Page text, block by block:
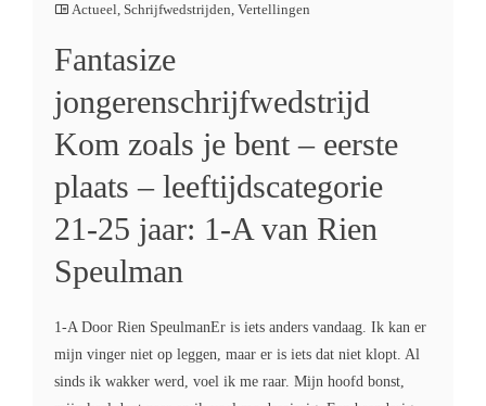
Actueel, Schrijfwedstrijden, Vertellingen
Fantasize
jongerenschrijfwedstrijd
Kom zoals je bent – eerste
plaats – leeftijdscategorie
21-25 jaar: 1-A van Rien
Speulman
1-A Door Rien SpeulmanEr is iets anders vandaag. Ik kan er
mijn vinger niet op leggen, maar er is iets dat niet klopt. Al
sinds ik wakker werd, voel ik me raar. Mijn hoofd bonst,